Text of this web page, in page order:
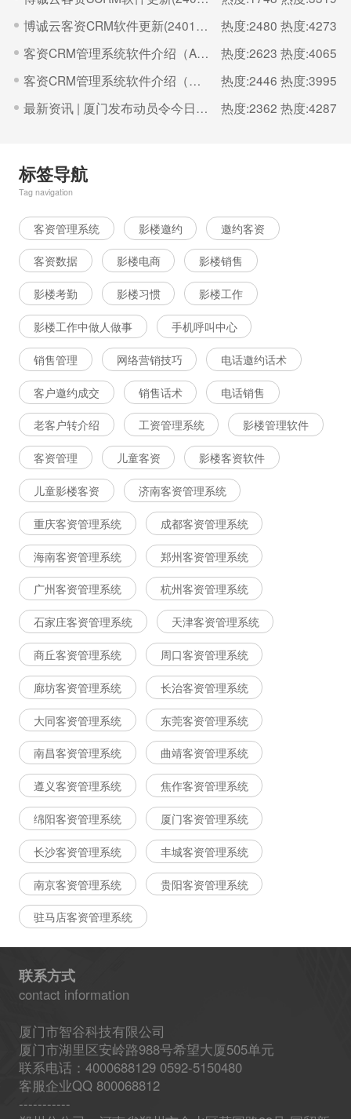
博诚云客资CRM软件更新(240105)
热度:2480 热度:4273
客资CRM管理系统软件介绍（APP端）
热度:2623 热度:4065
客资CRM管理系统软件介绍（客户端）
热度:2446 热度:3995
最新资讯 | 厦门发布动员令今日15时起全市“三停一休”！ 博诚云客服服务公告
热度:2362 热度:4287
标签导航
Tag navigation
客资管理系统 影楼邀约 邀约客资
客资数据 影楼电商 影楼销售
影楼考勤 影楼习惯 影楼工作
影楼工作中做人做事 手机呼叫中心
销售管理 网络营销技巧 电话邀约话术
客户邀约成交 销售话术 电话销售
老客户转介绍 工资管理系统 影楼管理软件
客资管理 儿童客资 影楼客资软件
儿童影楼客资 济南客资管理系统
重庆客资管理系统 成都客资管理系统
海南客资管理系统 郑州客资管理系统
广州客资管理系统 杭州客资管理系统
石家庄客资管理系统 天津客资管理系统
商丘客资管理系统 周口客资管理系统
廊坊客资管理系统 长治客资管理系统
大同客资管理系统 东莞客资管理系统
南昌客资管理系统 曲靖客资管理系统
遵义客资管理系统 焦作客资管理系统
绵阳客资管理系统 厦门客资管理系统
长沙客资管理系统 丰城客资管理系统
南京客资管理系统 贵阳客资管理系统
驻马店客资管理系统
联系方式
contact information
厦门市智谷科技有限公司
厦门市湖里区安岭路988号希望大厦505单元
联系电话：4000688129 0592-5150480
客服企业QQ 800068812
-----------